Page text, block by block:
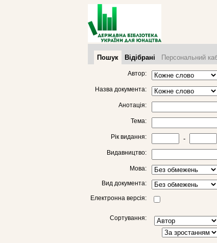
Пошук Відібрані Персональний
Автор:
Назва документа:
Анотація:
Тема:
Рік видання: -
Видавництво:
Мова:
Вид документа:
Електронна версія:
Сортування: